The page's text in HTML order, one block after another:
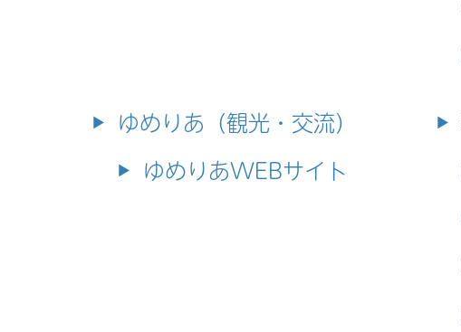
ゆめりあ（観光・交流）
ゆめりあWEBサイト